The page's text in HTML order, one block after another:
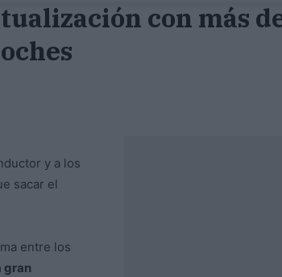
con más
y a los
sacar el
entre los
gran